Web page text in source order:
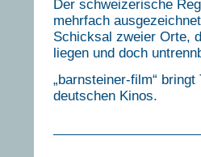
Der schweizerische
mehrfach
Schicksal zweier Orte,
liegen und doch
„barnsteiner-film“
deutschen Kinos.